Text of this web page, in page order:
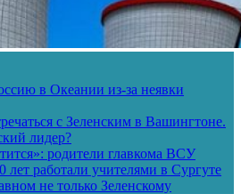
в Океании из-за неявки
с Зеленским в Вашингтоне.
лидер?
родители главкома ВСУ
лет работали учителями в Сургуте
не только Зеленскому